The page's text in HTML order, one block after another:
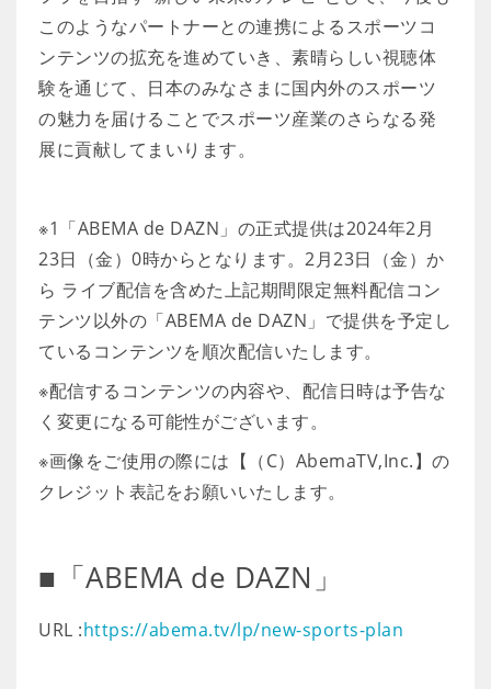
このようなパートナーとの連携によるスポーツコ
ンテンツの拡充を進めていき、素晴らしい視聴体
験を通じて、日本のみなさまに国内外のスポーツ
の魅力を届けることでスポーツ産業のさらなる発
展に貢献してまいります。
※1「ABEMA de DAZN」の正式提供は2024年2月
23日（金）0時からとなります。2月23日（金）か
ら ライブ配信を含めた上記期間限定無料配信コン
テンツ以外の「ABEMA de DAZN」で提供を予定し
ているコンテンツを順次配信いたします。
※配信するコンテンツの内容や、配信日時は予告な
く変更になる可能性がございます。
※画像をご使用の際には【（C）AbemaTV,Inc.】の
クレジット表記をお願いいたします。
■「ABEMA de DAZN」
URL :https://abema.tv/lp/new-sports-plan